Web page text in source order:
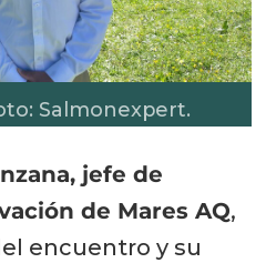
Salmonexpert.
jefe de
de Mares AQ,
encuentro y su